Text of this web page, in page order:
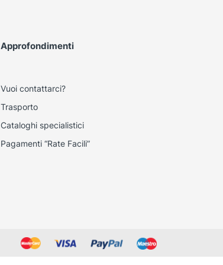
Approfondimenti
Vuoi contattarci?
Trasporto
Cataloghi specialistici
Pagamenti “Rate Facili”